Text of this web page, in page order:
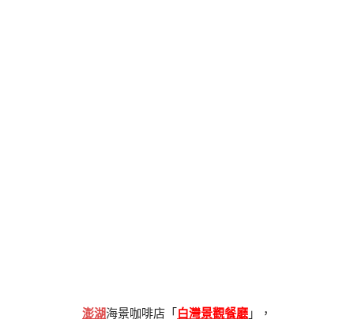
澎湖海景咖啡店「 白灣景觀餐廳 」，